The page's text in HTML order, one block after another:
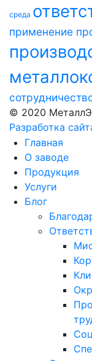
среда
применение
© 2020
Разработка
Главная
О заводе
Продукция
Услуги
Блог